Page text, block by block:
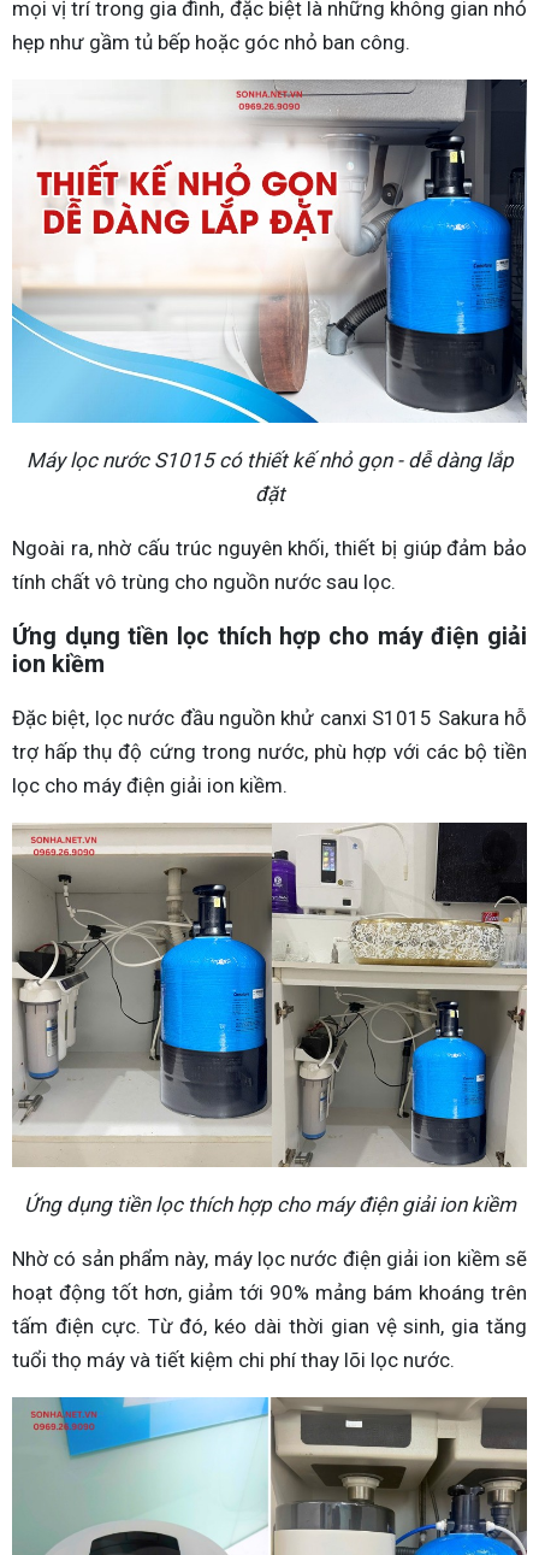
mọi vị trí trong gia đình, đặc biệt là những không gian nhỏ
hẹp như gầm tủ bếp hoặc góc nhỏ ban công.
Máy lọc nước S1015 có thiết kế nhỏ gọn - dễ dàng lắp
đặt
Ngoài ra, nhờ cấu trúc nguyên khối, thiết bị giúp đảm bảo
tính chất vô trùng cho nguồn nước sau lọc.
Ứng dụng tiền lọc thích hợp cho máy điện giải
ion kiềm
Đặc biệt, lọc nước đầu nguồn khử canxi S1015 Sakura hỗ
trợ hấp thụ độ cứng trong nước, phù hợp với các bộ tiền
lọc cho máy điện giải ion kiềm.
Ứng dụng tiền lọc thích hợp cho máy điện giải ion kiềm
Nhờ có sản phẩm này, máy lọc nước điện giải ion kiềm sẽ
hoạt động tốt hơn, giảm tới 90% mảng bám khoáng trên
tấm điện cực. Từ đó, kéo dài thời gian vệ sinh, gia tăng
tuổi thọ máy và tiết kiệm chi phí thay lõi lọc nước.